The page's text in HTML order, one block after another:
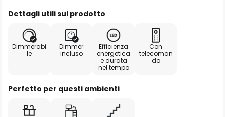
Dettagli utili sul prodotto
Dimmerabi
le
Dimmer
incluso
Efficienza
energetica
e durata
nel tempo
Con
telecoman
do
Perfetto per questi ambienti